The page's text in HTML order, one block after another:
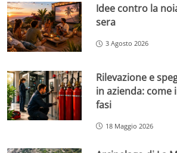
Idee contro la
sera
3 Agosto 2026
Rilevazione e
in azienda: come
fasi
18 Maggio 2026